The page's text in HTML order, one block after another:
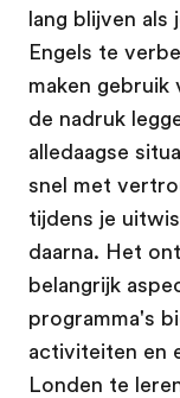
lang blijven
Engels te
maken gebruik
de nadruk
alledaagse
snel met
tijdens je
daarna. Het
belangrijk
programma's
activiteiten en
Londen te